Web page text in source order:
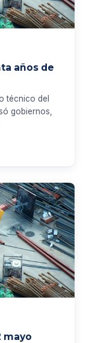
años de
técnico del
gobiernos,
mayo